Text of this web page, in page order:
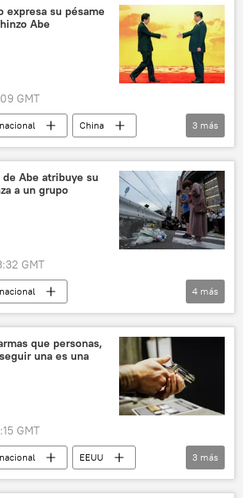
expresa su pésame
Abe
GMT
China
Xi Jinping
3 más
Abe atribuye su
a un grupo
GMT
Japón
4 más
que personas,
una es una
GMT
EEUU
de armas
3 más